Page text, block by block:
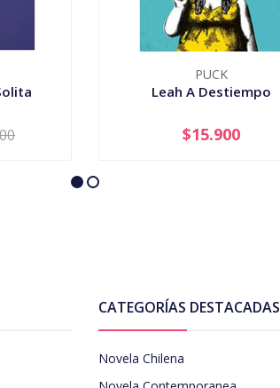
PUCK
Leah A Destiempo
+
$15.900
CATEGORÍAS DESTACADAS
Novela Chilena